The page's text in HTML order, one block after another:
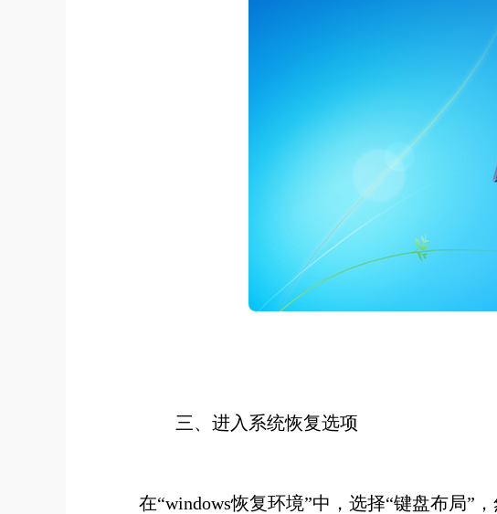
三、进入系统恢复选项
在“windows恢复环境”中，选择“键盘布局”，